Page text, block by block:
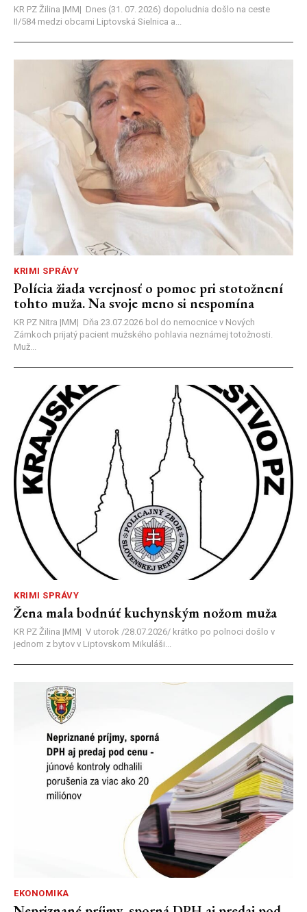
KR PZ Žilina |MM| Dnes (31. 07. 2026) dopoludnia došlo na ceste
II/584 medzi obcami Liptovská Sielnica a...
KRIMI SPRÁVY
Polícia žiada verejnosť o pomoc pri stotožnení
tohto muža. Na svoje meno si nespomína
KR PZ Nitra |MM| Dňa 23.07.2026 bol do nemocnice v Nových
Zámkoch prijatý pacient mužského pohlavia neznámej totožnosti.
Muž...
KRIMI SPRÁVY
Žena mala bodnúť kuchynským nožom muža
KR PZ Žilina |MM| V utorok /28.07.2026/ krátko po polnoci došlo v
jednom z bytov v Liptovskom Mikuláši...
EKONOMIKA